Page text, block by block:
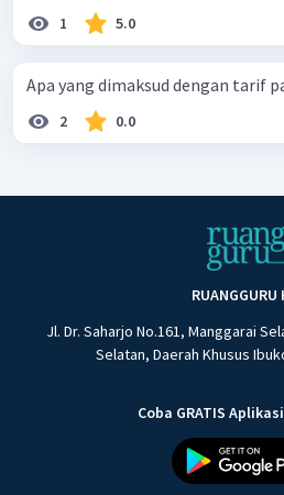
1 5.0
Apa yang dimaksud dengan tarif
2 0.0
RUANGGURU
Jl. Dr. Saharjo No.161, Manggarai
Selatan, Daerah Khusus
Coba GRATIS